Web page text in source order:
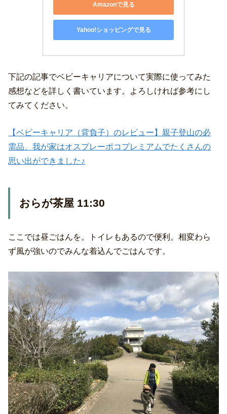
Amazonで見る
Yahoo!ショッピングで見る
下記の記事でベビーキャリアについて実際に使ってみた
感想などを詳しく書いています。よろしければ参考にし
てみてください。
【ベビーキャリア（背負子）のレビュー】親子登山の必
需品、我が家はオスプレーポコプレミアムでたくさんの
思い出ができました♪
おらが茶屋 11:30
ここでは昼ごはんを。トイレもあるので便利。相変わら
ず風が強いのでみんな着込んでごはんです。